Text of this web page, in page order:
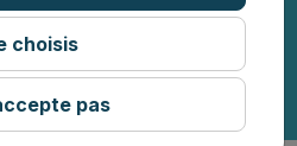
(IPT ET IPP)
choisis
pas